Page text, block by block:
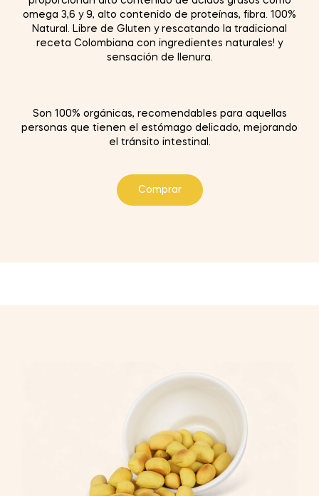
omega 3,6 y 9, alto contenido de proteínas, ﬁbra. 100%
Natural. Libre de Gluten y rescatando la tradicional
receta Colombiana con ingredientes naturales! y
sensación de llenura.
Son 100% orgánicas, recomendables para aquellas
personas que tienen el estómago delicado, mejorando
el tránsito intestinal.
Comprar